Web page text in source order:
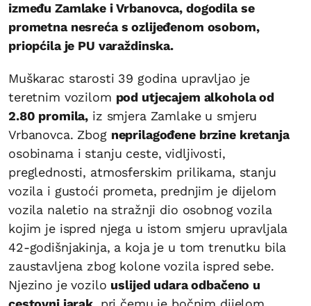
između Zamlake i Vrbanovca, dogodila se
prometna nesreća s ozlijeđenom osobom,
priopćila je PU varaždinska.
Muškarac starosti 39 godina upravljao je
teretnim vozilom pod utjecajem alkohola od
2.80 promila, iz smjera Zamlake u smjeru
Vrbanovca. Zbog neprilagođene brzine kretanja
osobinama i stanju ceste, vidljivosti,
preglednosti, atmosferskim prilikama, stanju
vozila i gustoći prometa, prednjim je dijelom
vozila naletio na stražnji dio osobnog vozila
kojim je ispred njega u istom smjeru upravljala
42-godišnjakinja, a koja je u tom trenutku bila
zaustavljena zbog kolone vozila ispred sebe.
Njezino je vozilo uslijed udara odbačeno u